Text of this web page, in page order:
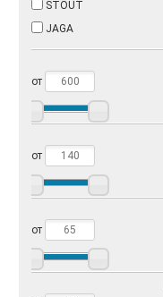
STOUT
JAGA
от
от
от